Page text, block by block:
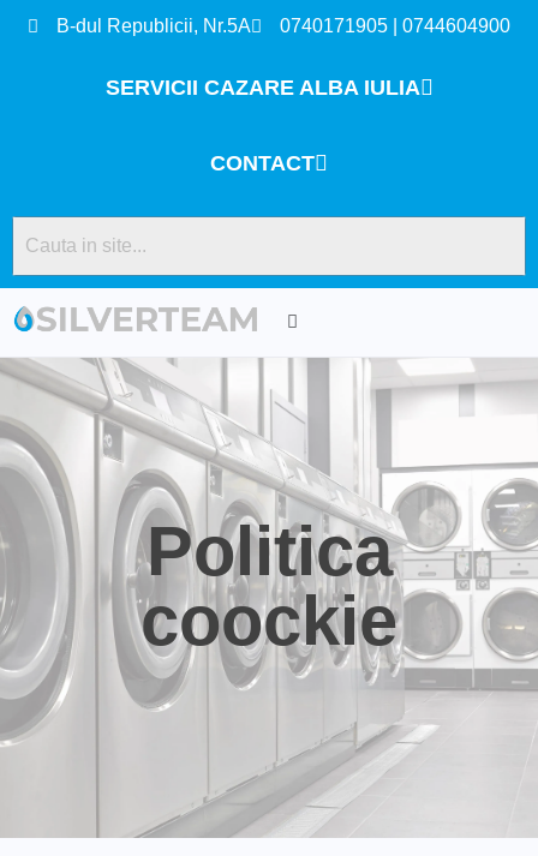
B-dul Republicii, Nr.5A 0740171905 | 0744604900
SERVICII CAZARE ALBA IULIA
CONTACT
Politica
coockie